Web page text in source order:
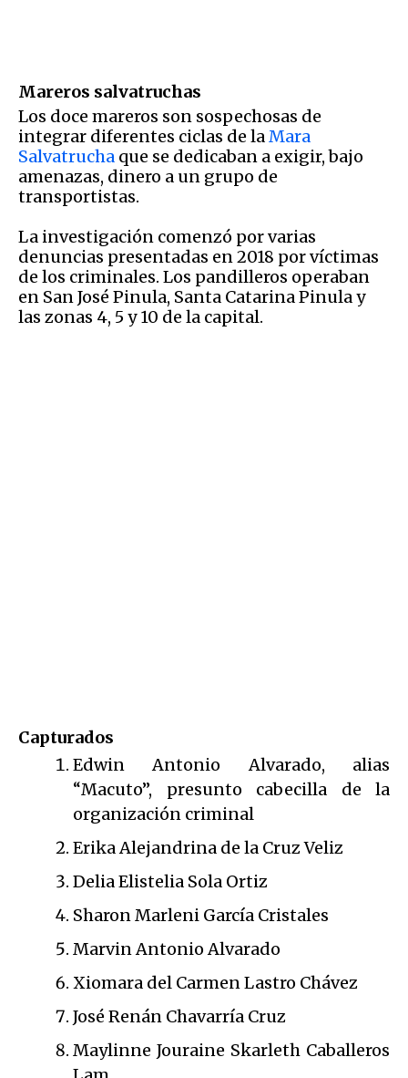
Mareros salvatruchas
Los doce mareros son sospechosas de
integrar diferentes ciclas de laMara
Salvatrucha que se dedicaban a exigir, bajo
amenazas, dinero a un grupo de
transportistas.
La investigación comenzó por varias
denuncias presentadas en 2018 por víctimas
de los criminales. Los pandilleros operaban
en San José Pinula, Santa Catarina Pinula y
las zonas 4, 5 y 10 de la capital.
Capturados
Edwin Antonio Alvarado, alias
“Macuto”, presunto cabecilla de la
organización criminal
Erika Alejandrina de la Cruz Veliz
Delia Elistelia Sola Ortiz
Sharon Marleni García Cristales
Marvin Antonio Alvarado
Xiomara del Carmen Lastro Chávez
José Renán Chavarría Cruz
Maylinne Jouraine Skarleth Caballeros